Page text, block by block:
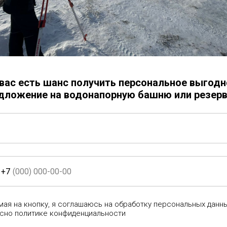
есть шанс получить персональное
на водонапорную башню или
+7
на кнопку, я соглашаюсь на обработку персональных
политике конфиденциальности
Заказать
Электросварная труба (ЭСВ)
Диаметр трубы - 2220 мм
Длина - 1,5 м
Труба изготавливается из
Труба (обечайка) состоит из